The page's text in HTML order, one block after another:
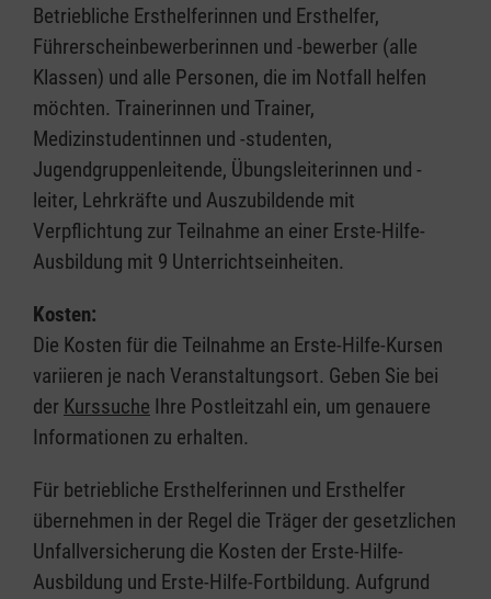
Betriebliche Ersthelferinnen und Ersthelfer,
Führerscheinbewerberinnen und -bewerber (alle
Klassen) und alle Personen, die im Notfall helfen
möchten. Trainerinnen und Trainer,
Medizinstudentinnen und -studenten,
Jugendgruppenleitende, Übungsleiterinnen und -
leiter, Lehrkräfte und Auszubildende mit
Verpflichtung zur Teilnahme an einer Erste-Hilfe-
Ausbildung mit 9 Unterrichtseinheiten.
Kosten:
Die Kosten für die Teilnahme an Erste-Hilfe-Kursen
variieren je nach Veranstaltungsort. Geben Sie bei
der Kurssuche Ihre Postleitzahl ein, um genauere
Informationen zu erhalten.
Für betriebliche Ersthelferinnen und Ersthelfer
übernehmen in der Regel die Träger der gesetzlichen
Unfallversicherung die Kosten der Erste-Hilfe-
Ausbildung und Erste-Hilfe-Fortbildung. Aufgrund